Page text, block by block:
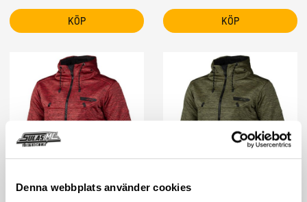
Denna webbplats använder cookies
KÖP KÖP